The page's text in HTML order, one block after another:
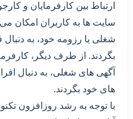
ارتباط بین کارفرمایان و
سایت ها به کاربران امکان می
شغلی یا رزومه خود، به
بگردند. از طرف دیگر،
آگهی های شغلی، به دنبال
های خود بگردند.
با توجه به رشد روزافزون